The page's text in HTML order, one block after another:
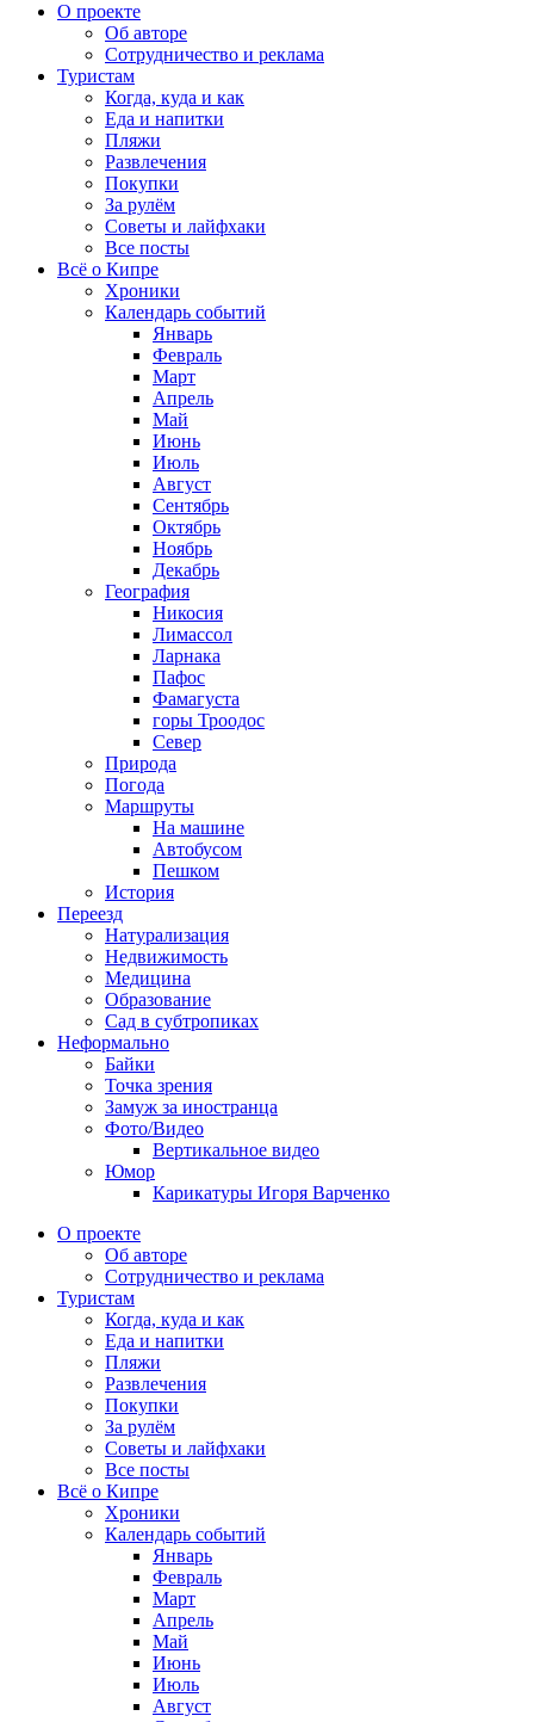
О проекте
Об авторе
Сотрудничество и реклама
Туристам
Когда, куда и как
Еда и напитки
Пляжи
Развлечения
Покупки
За рулём
Советы и лайфхаки
Все посты
Всё о Кипре
Хроники
Календарь событий
Январь
Февраль
Март
Апрель
Май
Июнь
Июль
Август
Сентябрь
Октябрь
Ноябрь
Декабрь
География
Никосия
Лимассол
Ларнака
Пафос
Фамагуста
горы Троодос
Север
Природа
Погода
Маршруты
На машине
Автобусом
Пешком
История
Переезд
Натурализация
Недвижимость
Медицина
Образование
Сад в субтропиках
Неформально
Байки
Точка зрения
Замуж за иностранца
Фото/Видео
Вертикальное видео
Юмор
Карикатуры Игоря Варченко
О проекте
Об авторе
Сотрудничество и реклама
Туристам
Когда, куда и как
Еда и напитки
Пляжи
Развлечения
Покупки
За рулём
Советы и лайфхаки
Все посты
Всё о Кипре
Хроники
Календарь событий
Январь
Февраль
Март
Апрель
Май
Июнь
Июль
Август